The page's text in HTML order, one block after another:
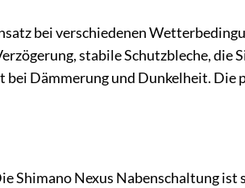
bei verschiedenen
stabile Schutzbleche, die
Dämmerung und Dunkelheit. Die
Shimano Nexus Nabenschaltung